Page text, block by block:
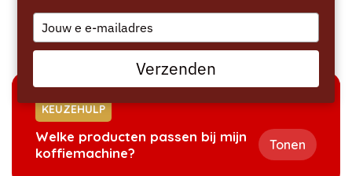
Home/Reinigen/Neff reinigingstabletten
KEUZEHULP
Welke producten passen bij mijn
koffiemachine?
Tonen
Type
your
email
Verzenden